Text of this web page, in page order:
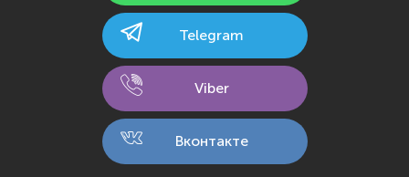
Калининград
Кемерово
Кострома
Краснодар
Telegram
Viber
Вконтакте